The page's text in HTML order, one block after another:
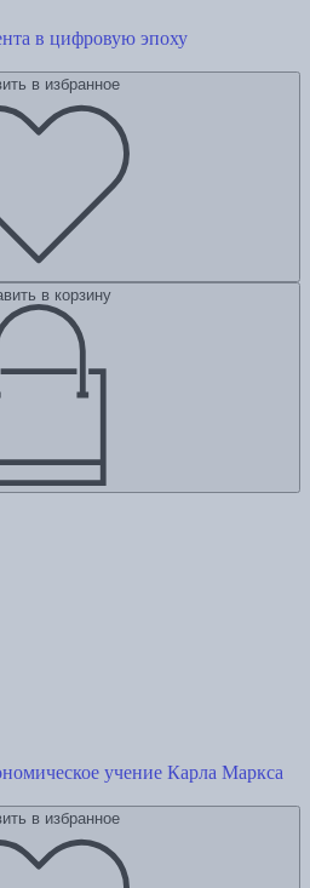
в цифровую эпоху
в избранное
в корзину
учение Карла Маркса
в избранное